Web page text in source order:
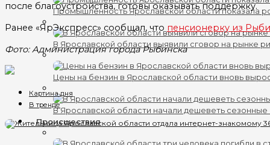
Промышленность Ярославской области показала
В Ярославской области выявили сговор на рынке
Цены на бензин в Ярославской области вновь
В Ярославской области начали дешеветь
Происшествия
после благоустройства, готовы оказывать поддержку.
Ранее «ЯрЭкспресс» сообщал, что пенсионерку из
Фото: Администрация города Рыбинска
Картина дня
В тренде